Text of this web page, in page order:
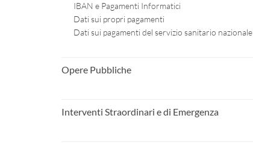
IBAN e Pagamenti Informatici
Dati sui propri pagamenti
Dati sui pagamenti del servizio sanitario nazionale
Opere Pubbliche
Interventi Straordinari e di Emergenza